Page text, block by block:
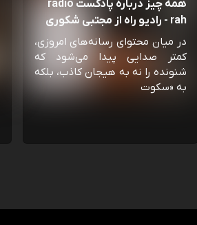
همه چیز درباره پادکست radio
rah - رادیو راه از مجتبی شکوری
در میان محتوای رسانه‌های امروزی،
کمتر صدایی پیدا می‌شود که
شنونده را نه به هیجان کاذب، بلکه
به «سکوت